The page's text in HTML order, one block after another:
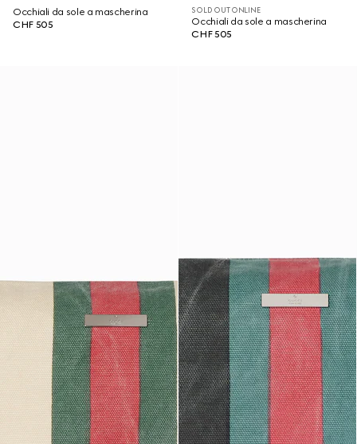
Occhiali da sole a mascherina
CHF 505
SOLD OUT ONLINE
Occhiali da sole a mascherina
CHF 505